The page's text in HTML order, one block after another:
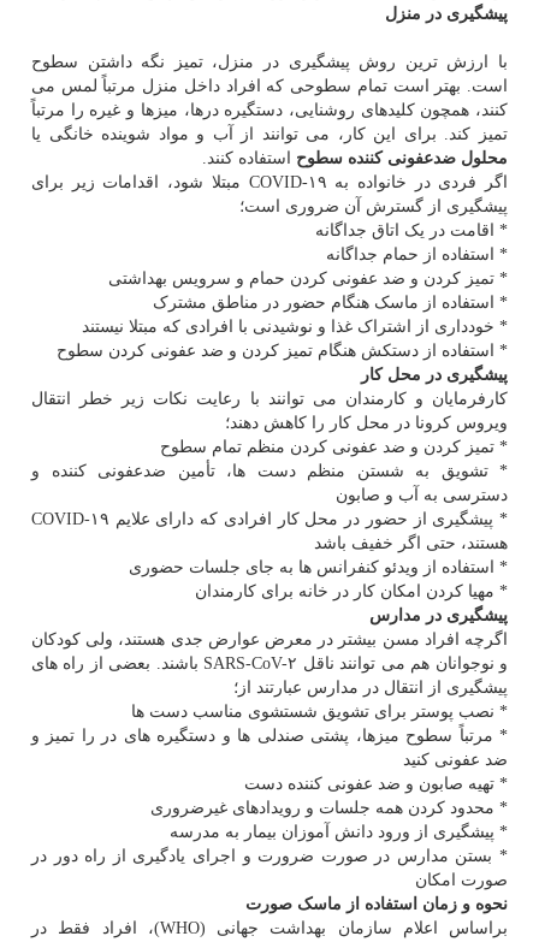
پیشگیری در منزل
با ارزش ترین روش پیشگیری در منزل، تمیز نگه داشتن سطوح
است. بهتر است تمام سطوحی که افراد داخل منزل مرتباً لمس می
کنند، همچون کلیدهای روشنایی، دستگیره درها، میزها و غیره را مرتباً
تمیز کند. برای این کار، می توانند از آب و مواد شوینده خانگی یا
محلول ضدعفونی کننده سطوح استفاده کنند.
اگر فردی در خانواده به COVID-۱۹ مبتلا شود، اقدامات زیر برای
پیشگیری از گسترش آن ضروری است؛
* اقامت در یک اتاق جداگانه
* استفاده از حمام جداگانه
* تمیز کردن و ضد عفونی کردن حمام و سرویس بهداشتی
* استفاده از ماسک هنگام حضور در مناطق مشترک
* خودداری از اشتراک غذا و نوشیدنی با افرادی که مبتلا نیستند
* استفاده از دستکش هنگام تمیز کردن و ضد عفونی کردن سطوح
پیشگیری در محل کار
کارفرمایان و کارمندان می توانند با رعایت نکات زیر خطر انتقال
ویروس کرونا در محل کار را کاهش دهند؛
* تمیز کردن و ضد عفونی کردن منظم تمام سطوح
* تشویق به شستن منظم دست ها، تأمین ضدعفونی کننده و
دسترسی به آب و صابون
* پیشگیری از حضور در محل کار افرادی که دارای علایم COVID-۱۹
هستند، حتی اگر خفیف باشد
* استفاده از ویدئو کنفرانس ها به جای جلسات حضوری
* مهیا کردن امکان کار در خانه برای کارمندان
پیشگیری در مدارس
اگرچه افراد مسن بیشتر در معرض عوارض جدی هستند، ولی کودکان
و نوجوانان هم می توانند ناقل SARS-CoV-۲ باشند. بعضی از راه های
پیشگیری از انتقال در مدارس عبارتند از؛
* نصب پوستر برای تشویق شستشوی مناسب دست ها
* مرتباً سطوح میزها، پشتی صندلی ها و دستگیره های در را تمیز و
ضد عفونی کنید
* تهیه صابون و ضد عفونی کننده دست
* محدود کردن همه جلسات و رویدادهای غیرضروری
* پیشگیری از ورود دانش آموزان بیمار به مدرسه
* بستن مدارس در صورت ضرورت و اجرای یادگیری از راه دور در
صورت امکان
نحوه و زمان استفاده از ماسک صورت
براساس اعلام سازمان بهداشت جهانی (WHO)، افراد فقط در